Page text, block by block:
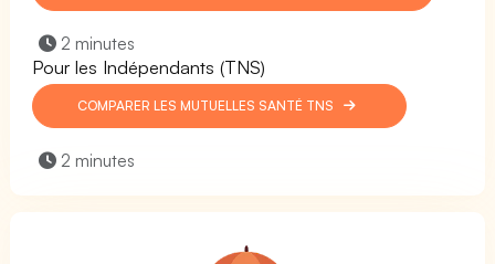
2 minutes
Pour les Indépendants (TNS)
COMPARER LES MUTUELLES SANTÉ TNS
2 minutes